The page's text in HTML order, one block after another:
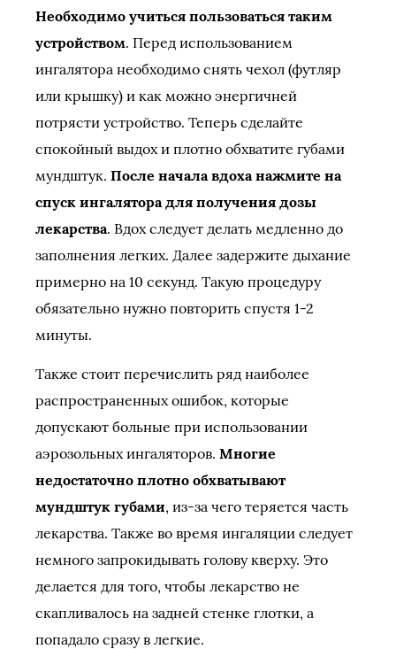
Необходимо учиться пользоваться таким
устройством. Перед использованием
ингалятора необходимо снять чехол (футляр
или крышку) и как можно энергичней
потрясти устройство. Теперь сделайте
спокойный выдох и плотно обхватите губами
мундштук. После начала вдоха нажмите на
спуск ингалятора для получения дозы
лекарства. Вдох следует делать медленно до
заполнения легких. Далее задержите дыхание
примерно на 10 секунд. Такую процедуру
обязательно нужно повторить спустя 1-2
минуты.
Также стоит перечислить ряд наиболее
распространенных ошибок, которые
допускают больные при использовании
аэрозольных ингаляторов. Многие
недостаточно плотно обхватывают
мундштук губами, из-за чего теряется часть
лекарства. Также во время ингаляции следует
немного запрокидывать голову кверху. Это
делается для того, чтобы лекарство не
скапливалось на задней стенке глотки, а
попадало сразу в легкие.